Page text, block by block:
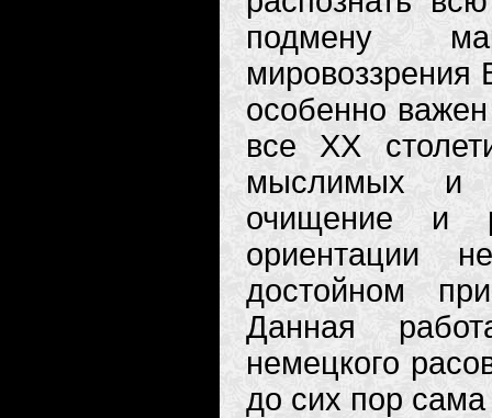
подмену
мировоззрения
особенно
все XX
мыслимых и
очищение и
ориентации
достойном
Данная
немецкого
до сих пор